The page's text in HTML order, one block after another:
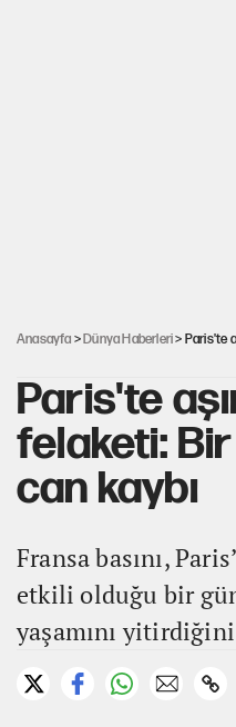
Anasayfa >Dünya Haberleri> Paris'te
Paris'te
felaketi:
can kaybı
Fransa basını,
etkili olduğu bir
yaşamını